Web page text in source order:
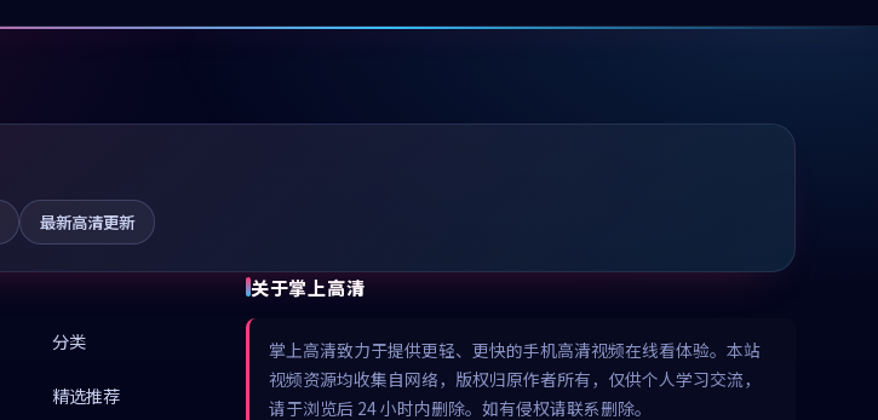
最新高清更新
分类
精选推荐
关于掌上高清
掌上高清致力于提供更轻、更快的手机高清视频在线看体验。本站
视频资源均收集自网络，版权归原作者所有，仅供个人学习交流，
请于浏览后 24 小时内删除。如有侵权请联系删除。